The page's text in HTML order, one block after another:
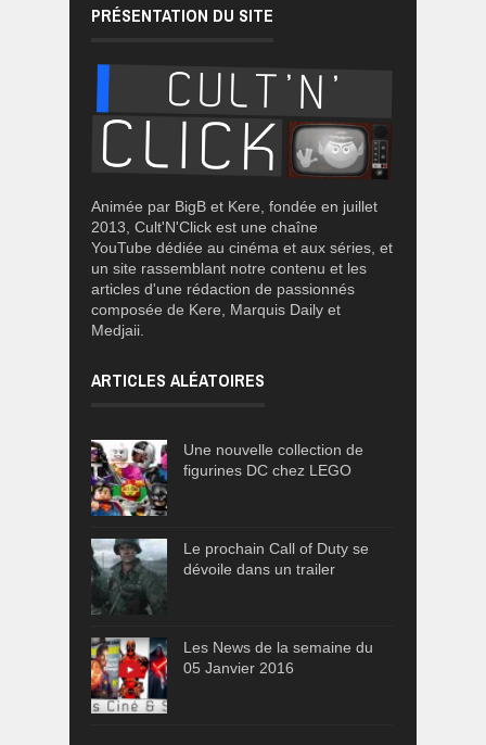
PRÉSENTATION DU SITE
Animée par BigB et Kere, fondée en juillet
2013, Cult'N'Click est une chaîne
YouTube dédiée au cinéma et aux séries, et
un site rassemblant notre contenu et les
articles d'une rédaction de passionnés
composée de Kere, Marquis Daily et
Medjaii.
ARTICLES ALÉATOIRES
Une nouvelle collection de
figurines DC chez LEGO
Le prochain Call of Duty se
dévoile dans un trailer
Les News de la semaine du
05 Janvier 2016